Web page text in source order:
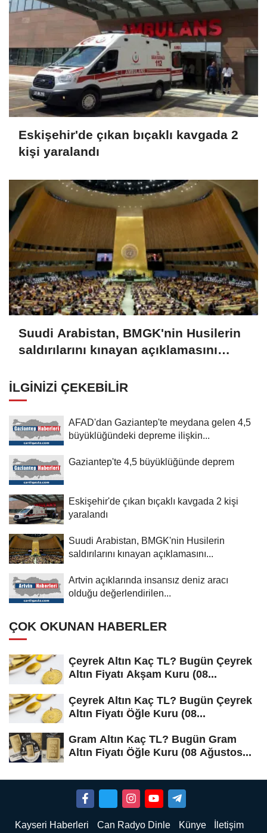
Eskişehir'de çıkan bıçaklı kavgada 2
kişi yaralandı
Suudi Arabistan, BMGK'nin Husilerin
saldırılarını kınayan açıklamasını
İLGINIZI ÇEKEBILIR
AFAD'dan Gaziantep'te meydana gelen 4,5
büyüklüğündeki depreme ilişkin...
Gaziantep'te 4,5 büyüklüğünde deprem
Eskişehir'de çıkan bıçaklı kavgada 2 kişi
yaralandı
Suudi Arabistan, BMGK'nin Husilerin
saldırılarını kınayan açıklamasını...
Artvin açıklarında insansız deniz aracı
olduğu değerlendirilen...
ÇOK OKUNAN HABERLER
Çeyrek Altın Kaç TL? Bugün Çeyrek
Altın Fiyatı Akşam Kuru (08...
Çeyrek Altın Kaç TL? Bugün Çeyrek
Altın Fiyatı Öğle Kuru (08...
Gram Altın Kaç TL? Bugün Gram
Altın Fiyatı Öğle Kuru (08 Ağustos...
Kayseri Haberleri Can Radyo Dinle Künye İletişim